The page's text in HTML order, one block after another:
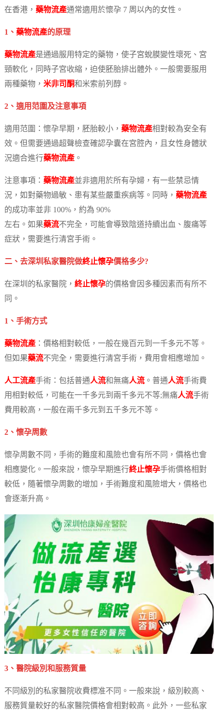
在香港， 藥物流產通常適用於懷孕 7 周以內的女性。
1、 藥物流產的原理
藥物流產是通過服用特定的藥物，使子宮蛻膜變性壞死、宮
頸軟化，同時子宮收縮，迫使胚胎排出體外。一般需要服用
兩種藥物， 米非司酮和米索前列醇。
2、適用范圍及注意事項
適用范圍：懷孕早期，胚胎較小， 藥物流產相對較為安全有
效。但需要通過超聲檢查確認孕囊在宮腔內，且女性身體狀
況適合進行藥物流產。
注意事項： 藥物流產並非適用於所有孕婦，有一些禁忌情
況，如對藥物過敏、患有某些嚴重疾病等。同時， 藥物流產
的成功率並非 100%，約為 90%
左右。如果藥流不完全，可能會導致陰道持續出血、腹痛等
症狀，需要進行清宮手術。
二、去深圳私家醫院做終止懷孕價格多少?
在深圳的私家醫院， 終止懷孕的價格會因多種因素而有所不
同。
1、手術方式
藥物流產：價格相對較低，一般在幾百元到一千多元不等。
但如果藥流不完全，需要進行清宮手術，費用會相應增加。
人工流產手術：包括普通人流和無痛人流。普通人流手術費
用相對較低，可能在一千多元到兩千多元不等;無痛人流手術
費用較高，一般在兩千多元到五千多元不等。
2、懷孕周數
懷孕周數不同，手術的難度和風險也會有所不同，價格也會
相應變化。一般來說，懷孕早期進行終止懷孕手術價格相對
較低，隨著懷孕周數的增加，手術難度和風險增大，價格也
會逐漸升高。
3、醫院級別和服務質量
不同級別的私家醫院收費標准不同。一般來說，級別較高、
服務質量較好的私家醫院價格會相對較高。此外，一些私家